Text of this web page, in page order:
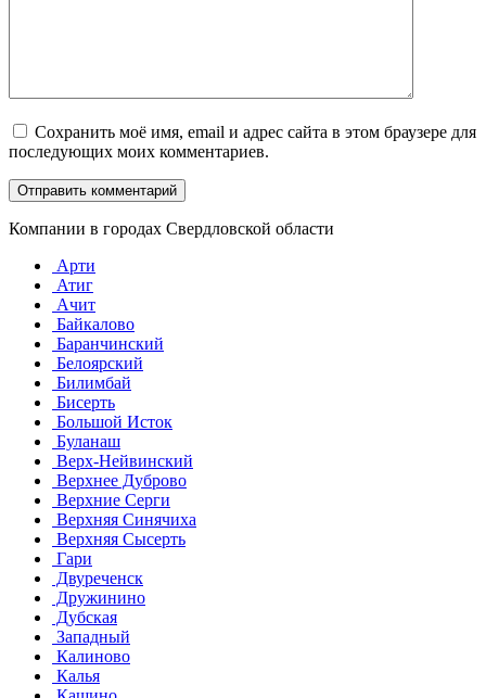
Сохранить моё имя, email и адрес сайта в этом браузере для
последующих моих комментариев.
Компании в городах Свердловской области
Арти
Атиг
Ачит
Байкалово
Баранчинский
Белоярский
Билимбай
Бисерть
Большой Исток
Буланаш
Верх-Нейвинский
Верхнее Дуброво
Верхние Серги
Верхняя Синячиха
Верхняя Сысерть
Гари
Двуреченск
Дружинино
Дубская
Западный
Калиново
Калья